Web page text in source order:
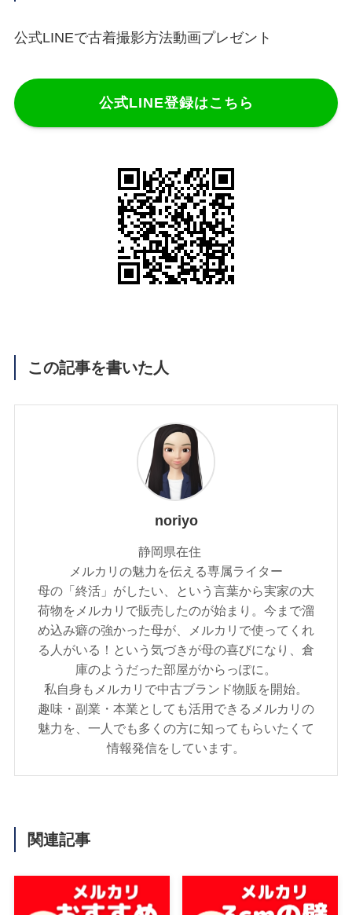
公式LINEで古着撮影方法動画プレゼント
公式LINE登録はこちら
この記事を書いた人
noriyo
静岡県在住
メルカリの魅力を伝える専属ライター
母の「終活」がしたい、という言葉から実家の大
荷物をメルカリで販売したのが始まり。今まで溜
め込み癖の強かった母が、メルカリで使ってくれ
る人がいる！という気づきが母の喜びになり、倉
庫のようだった部屋がからっぽに。
私自身もメルカリで中古ブランド物販を開始。
趣味・副業・本業としても活用できるメルカリの
魅力を、一人でも多くの方に知ってもらいたくて
情報発信をしています。
関連記事